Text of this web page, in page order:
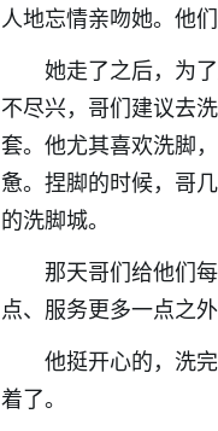
人地忘情亲吻她。他
她走了之后，为
不尽兴，哥们建议去
套。他尤其喜欢洗脚
惫。捏脚的时候，哥
的洗脚城。
那天哥们给他们
点、服务更多一点之外
他挺开心的，洗
着了。